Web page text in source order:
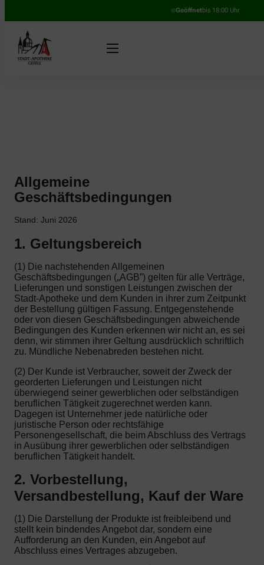
Geöffnetbis 18:00 Uhr
Allgemeine
Geschäftsbedingungen
Stand: Juni 2026
1. Geltungsbereich
(1) Die nachstehenden Allgemeinen
Geschäftsbedingungen („AGB”) gelten für alle Verträge,
Lieferungen und sonstigen Leistungen zwischen der
Stadt-Apotheke und dem Kunden in ihrer zum Zeitpunkt
der Bestellung gültigen Fassung. Entgegenstehende
oder von diesen Geschäftsbedingungen abweichende
Bedingungen des Kunden erkennen wir nicht an, es sei
denn, wir stimmen ihrer Geltung ausdrücklich schriftlich
zu. Mündliche Nebenabreden bestehen nicht.
(2) Der Kunde ist Verbraucher, soweit der Zweck der
georderten Lieferungen und Leistungen nicht
überwiegend seiner gewerblichen oder selbständigen
beruflichen Tätigkeit zugerechnet werden kann.
Dagegen ist Unternehmer jede natürliche oder
juristische Person oder rechtsfähige
Personengesellschaft, die beim Abschluss des Vertrags
in Ausübung ihrer gewerblichen oder selbständigen
beruflichen Tätigkeit handelt.
2. Vorbestellung,
Versandbestellung, Kauf der Ware
(1) Die Darstellung der Produkte ist freibleibend und
stellt kein bindendes Angebot dar, sondern eine
Aufforderung an den Kunden, ein Angebot auf
Abschluss eines Vertrages abzugeben.